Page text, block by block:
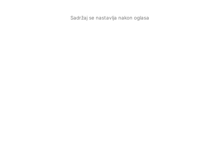
Sadržaj se nastavlja nakon oglasa